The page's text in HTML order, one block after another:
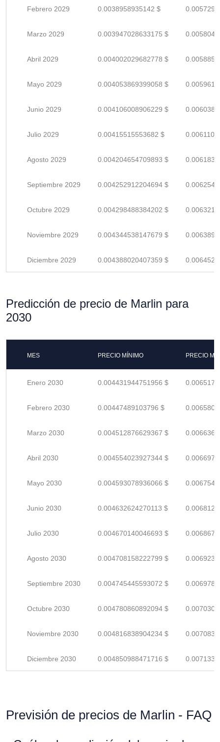
Febrero 2029 0.0038958935142 $
Marzo 2029 0.003947028633175 $
Abril 2029 0.004002029682778 $
Mayo 2029 0.004053869399058 $
Junio 2029 0.004106008906229 $
Julio 2029 0.00415515553682 $
Agosto 2029 0.004204654709893 $
Septiembre 2029 0.004252912204694 $
Octubre 2029 0.004298488384202 $
Noviembre 2029 0.004344538147679 $
Diciembre 2029 0.004388020407359 $
Predicción de precio de Marlin para
2030
MES PRECIO MÍNIMO PRECIO
Enero 2030 0.004431944751956 $
Febrero 2030 0.00447489103796 $
Marzo 2030 0.004512876629367 $
Abril 2030 0.004554023927344 $
Mayo 2030 0.004593078936066 $
Junio 2030 0.004632624270113 $
Julio 2030 0.004670140046693 $
Agosto 2030 0.004708158222799 $
Septiembre 2030 0.004745445593072 $
Octubre 2030 0.004780860892094 $
Noviembre 2030 0.004816838904234 $
Diciembre 2030 0.004850988471716 $
Previsión de precios de Marlin - FAQ